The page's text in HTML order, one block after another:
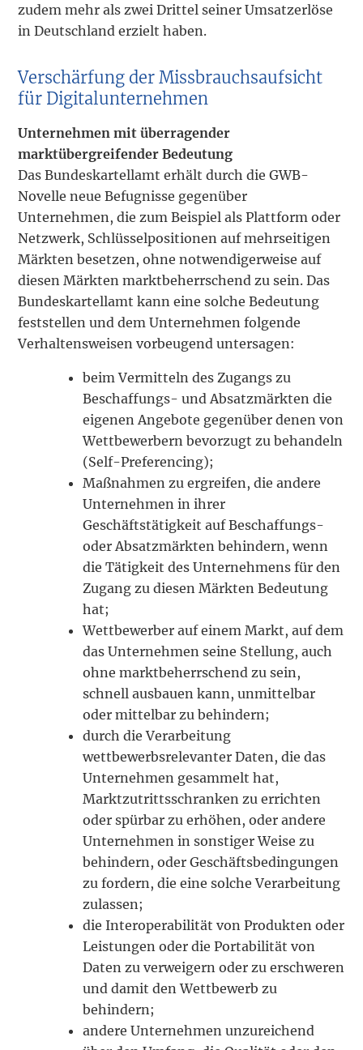
zudem mehr als zwei Drittel seiner Umsatzerlöse
in Deutschland erzielt haben.
Verschärfung der Missbrauchsaufsicht
für Digitalunternehmen
Unternehmen mit überragender
marktübergreifender Bedeutung
Das Bundeskartellamt erhält durch die GWB-
Novelle neue Befugnisse gegenüber
Unternehmen, die zum Beispiel als Plattform oder
Netzwerk, Schlüsselpositionen auf mehrseitigen
Märkten besetzen, ohne notwendigerweise auf
diesen Märkten marktbeherrschend zu sein. Das
Bundeskartellamt kann eine solche Bedeutung
feststellen und dem Unternehmen folgende
Verhaltensweisen vorbeugend untersagen:
beim Vermitteln des Zugangs zu
Beschaffungs- und Absatzmärkten die
eigenen Angebote gegenüber denen von
Wettbewerbern bevorzugt zu behandeln
(Self-Preferencing);
Maßnahmen zu ergreifen, die andere
Unternehmen in ihrer
Geschäftstätigkeit auf Beschaffungs-
oder Absatzmärkten behindern, wenn
die Tätigkeit des Unternehmens für den
Zugang zu diesen Märkten Bedeutung
hat;
Wettbewerber auf einem Markt, auf dem
das Unternehmen seine Stellung, auch
ohne marktbeherrschend zu sein,
schnell ausbauen kann, unmittelbar
oder mittelbar zu behindern;
durch die Verarbeitung
wettbewerbsrelevanter Daten, die das
Unternehmen gesammelt hat,
Marktzutrittsschranken zu errichten
oder spürbar zu erhöhen, oder andere
Unternehmen in sonstiger Weise zu
behindern, oder Geschäftsbedingungen
zu fordern, die eine solche Verarbeitung
zulassen;
die Interoperabilität von Produkten oder
Leistungen oder die Portabilität von
Daten zu verweigern oder zu erschweren
und damit den Wettbewerb zu
behindern;
andere Unternehmen unzureichend